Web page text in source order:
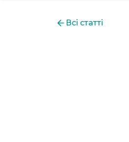
Всі статті